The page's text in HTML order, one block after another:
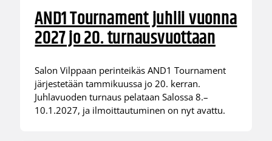
AND1 Tournament juhlii vuonna
2027 jo 20. turnausvuottaan
Salon Vilppaan perinteikäs AND1 Tournament
järjestetään tammikuussa jo 20. kerran.
Juhlavuoden turnaus pelataan Salossa 8.–
10.1.2027, ja ilmoittautuminen on nyt avattu.